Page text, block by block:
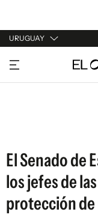
URUGUAY
URUGUAY
ARGENTINA
El Senado de
los jefes de
protección